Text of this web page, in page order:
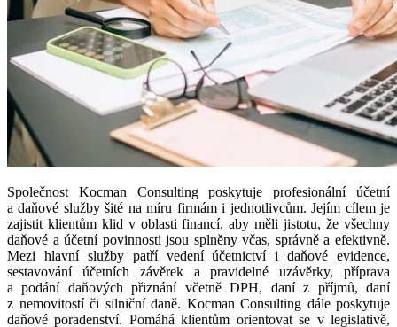
Společnost Kocman Consulting poskytuje profesionální účetní
a daňové služby šité na míru firmám i jednotlivcům. Jejím cílem je
zajistit klientům klid v oblasti financí, aby měli jistotu, že všechny
daňové a účetní povinnosti jsou splněny včas, správně a efektivně.
Mezi hlavní služby patří vedení účetnictví i daňové evidence,
sestavování účetních závěrek a pravidelné uzávěrky, příprava
a podání daňových přiznání včetně DPH, daní z příjmů, daní
z nemovitostí či silniční daně. Kocman Consulting dále poskytuje
daňové poradenství. Pomáhá klientům orientovat se v legislativě,